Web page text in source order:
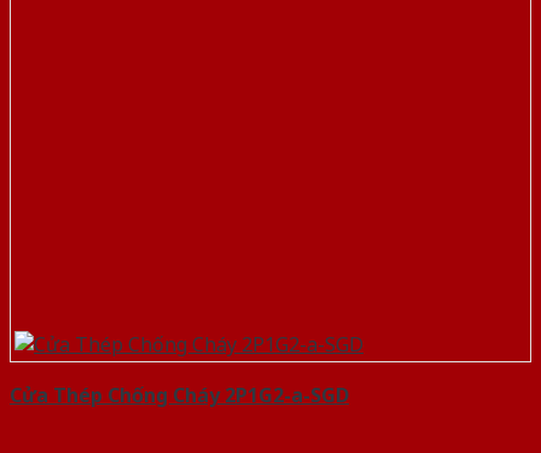
Cửa Thép Chống Cháy 2P1G2-a-SGD